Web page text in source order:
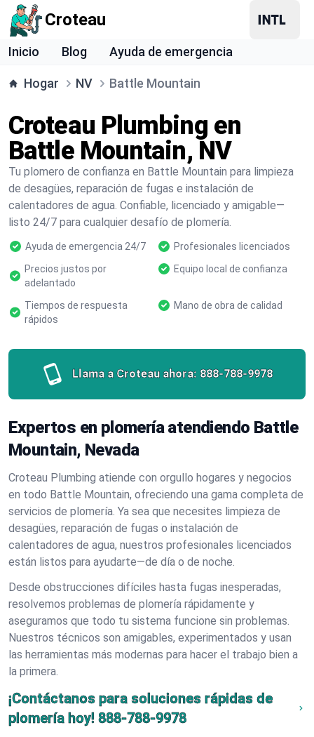
Croteau
Inicio Blog Ayuda de emergencia
Hogar NV Battle Mountain
Croteau Plumbing en
Battle Mountain, NV
Tu plomero de confianza en Battle Mountain para limpieza
de desagües, reparación de fugas e instalación de
calentadores de agua. Confiable, licenciado y amigable—
listo 24/7 para cualquier desafío de plomería.
Ayuda de emergencia 24/7
Profesionales licenciados
Precios justos por
adelantado
Equipo local de confianza
Tiempos de respuesta
rápidos
Mano de obra de calidad
Llama a Croteau ahora: 888-788-9978
Expertos en plomería atendiendo Battle
Mountain, Nevada
Croteau Plumbing atiende con orgullo hogares y negocios
en todo Battle Mountain, ofreciendo una gama completa de
servicios de plomería. Ya sea que necesites limpieza de
desagües, reparación de fugas o instalación de
calentadores de agua, nuestros profesionales licenciados
están listos para ayudarte—de día o de noche.
Desde obstrucciones difíciles hasta fugas inesperadas,
resolvemos problemas de plomería rápidamente y
aseguramos que todo tu sistema funcione sin problemas.
Nuestros técnicos son amigables, experimentados y usan
las herramientas más modernas para hacer el trabajo bien a
la primera.
¡Contáctanos para soluciones rápidas de
plomería hoy! 888-788-9978